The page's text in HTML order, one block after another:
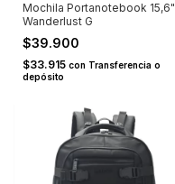
Mochila Portanotebook 15,6"
Wanderlust G
$39.900
$33.915 con Transferencia o
depósito